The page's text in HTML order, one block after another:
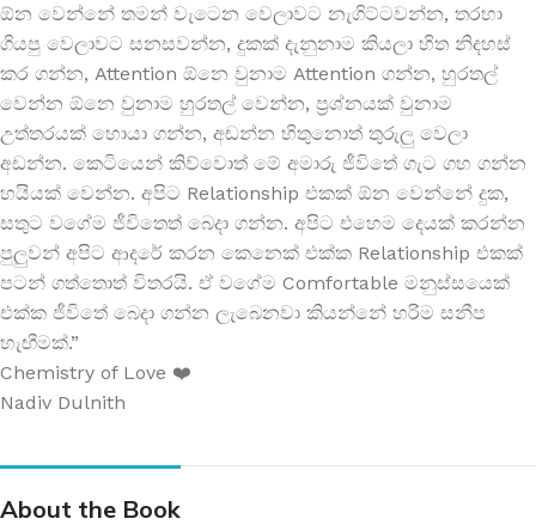
ඕන වෙන්නේ තමන් වැටෙන වෙලාවට නැගිට්ටවන්න, තරහා
ගියපු වෙලාවට සනසවන්න, දුකක් දැනුනාම කියලා හිත නිදහස්
කර ගන්න, Attention ඕනෙ වුනාම Attention ගන්න, හුරතල්
වෙන්න ඕනෙ වුනාම හුරතල් වෙන්න, ප්‍රශ්නයක් වුනාම
උත්තරයක් හොයා ගන්න, අඬන්න හිතුනොත් තුරුලු වෙලා
අඩන්න. කෙටියෙන් කිව්වොත් මේ අමාරු ජීවිතේ ගැට ගහ ගන්න
හයියක් වෙන්න. අපිට Relationship එකක් ඕන වෙන්නේ දුක,
සතුට වගේම ජීවිතෙත් බෙදා ගන්න. අපිට එහෙම දෙයක් කරන්න
පුලුවන් අපිට ආදරේ කරන කෙනෙක් එක්ක Relationship එකක්
පටන් ගත්තොත් විතරයි. ඒ වගේම Comfortable මනුස්සයෙක්
එක්ක ජීවිතේ බෙදා ගන්න ලැබෙනවා කියන්නේ හරිම සනීප
හැඟීමක්.”
Chemistry of Love ❤️
Nadiv Dulnith
About the Book